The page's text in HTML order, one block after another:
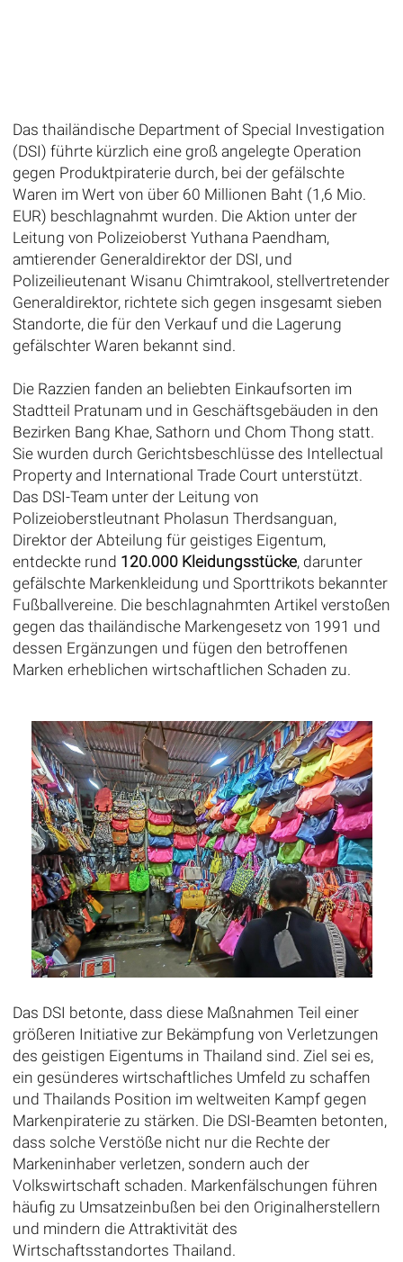
Das thailändische Department of Special Investigation
(DSI) führte kürzlich eine groß angelegte Operation
gegen Produktpiraterie durch, bei der gefälschte
Waren im Wert von über 60 Millionen Baht (1,6 Mio.
EUR) beschlagnahmt wurden. Die Aktion unter der
Leitung von Polizeioberst Yuthana Paendham,
amtierender Generaldirektor der DSI, und
Polizeilieutenant Wisanu Chimtrakool, stellvertretender
Generaldirektor, richtete sich gegen insgesamt sieben
Standorte, die für den Verkauf und die Lagerung
gefälschter Waren bekannt sind.
Die Razzien fanden an beliebten Einkaufsorten im
Stadtteil Pratunam und in Geschäftsgebäuden in den
Bezirken Bang Khae, Sathorn und Chom Thong statt.
Sie wurden durch Gerichtsbeschlüsse des Intellectual
Property and International Trade Court unterstützt.
Das DSI-Team unter der Leitung von
Polizeioberstleutnant Pholasun Therdsanguan,
Direktor der Abteilung für geistiges Eigentum,
entdeckte rund 120.000 Kleidungsstücke, darunter
gefälschte Markenkleidung und Sporttrikots bekannter
Fußballvereine. Die beschlagnahmten Artikel verstoßen
gegen das thailändische Markengesetz von 1991 und
dessen Ergänzungen und fügen den betroffenen
Marken erheblichen wirtschaftlichen Schaden zu.
Das DSI betonte, dass diese Maßnahmen Teil einer
größeren Initiative zur Bekämpfung von Verletzungen
des geistigen Eigentums in Thailand sind. Ziel sei es,
ein gesünderes wirtschaftliches Umfeld zu schaffen
und Thailands Position im weltweiten Kampf gegen
Markenpiraterie zu stärken. Die DSI-Beamten betonten,
dass solche Verstöße nicht nur die Rechte der
Markeninhaber verletzen, sondern auch der
Volkswirtschaft schaden. Markenfälschungen führen
häufig zu Umsatzeinbußen bei den Originalherstellern
und mindern die Attraktivität des
Wirtschaftsstandortes Thailand.